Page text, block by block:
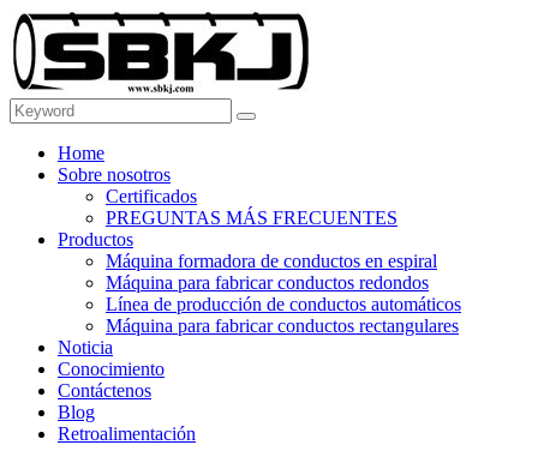
Home
Sobre nosotros
Certificados
PREGUNTAS MÁS FRECUENTES
Productos
Máquina formadora de conductos en espiral
Máquina para fabricar conductos redondos
Línea de producción de conductos automáticos
Máquina para fabricar conductos rectangulares
Noticia
Conocimiento
Contáctenos
Blog
Retroalimentación